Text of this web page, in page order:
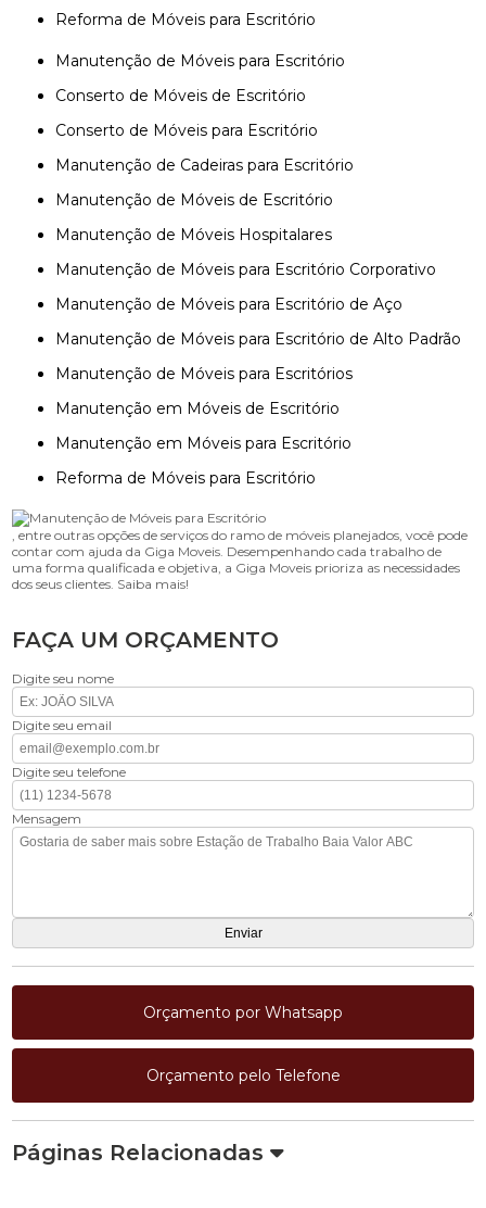
Reforma de Móveis para Escritório
Manutenção de Móveis para Escritório
Conserto de Móveis de Escritório
Conserto de Móveis para Escritório
Manutenção de Cadeiras para Escritório
Manutenção de Móveis de Escritório
Manutenção de Móveis Hospitalares
Manutenção de Móveis para Escritório Corporativo
Manutenção de Móveis para Escritório de Aço
Manutenção de Móveis para Escritório de Alto Padrão
Manutenção de Móveis para Escritórios
Manutenção em Móveis de Escritório
Manutenção em Móveis para Escritório
Reforma de Móveis para Escritório
, entre outras opções de serviços do ramo de móveis planejados, você pode
contar com ajuda da Giga Moveis. Desempenhando cada trabalho de
uma forma qualificada e objetiva, a Giga Moveis prioriza as necessidades
dos seus clientes. Saiba mais!
FAÇA UM ORÇAMENTO
Digite seu nome
Digite seu email
Digite seu telefone
Mensagem
Orçamento por Whatsapp
Orçamento pelo Telefone
Páginas Relacionadas